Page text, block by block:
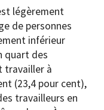
légèrement
de personnes
inférieur
quart des
travailler à
(23,4 pour cent),
travailleurs en